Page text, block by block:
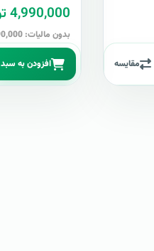
مقایسه
4,990,000 تومان
بدون مالیات: 4,990,000 تومان
افزودن به سبد